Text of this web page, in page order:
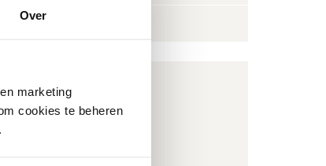
Over
marketing
cookies te beheren
WhatsApp